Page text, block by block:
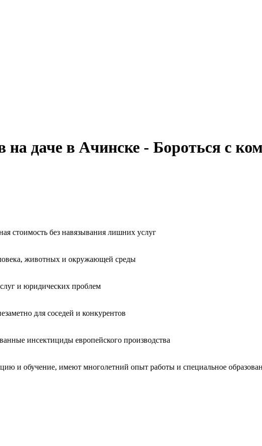
на даче в Ачинске - Бороться с
стоимость без навязывания лишних услуг
животных и окружающей среды
и юридических проблем
для соседей и конкурентов
инсектициды европейского производства
и обучение, имеют многолетний опыт работы и специальное